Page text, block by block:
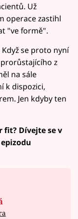
Už
operace zastihl
"ve formě".
se proto nyní
z
na sále
k dispozici,
Jen kdyby ten
fit? Dívejte se v